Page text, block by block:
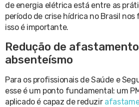
de energia elétrica está entre as
período de crise hídrica no Brasil
isso é importante.
Redução de
absenteísmo
Para os profissionais de Saúde e
esse é um ponto fundamental: um
aplicado é capaz de reduzir